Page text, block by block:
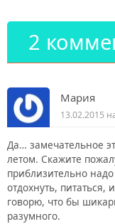
2
Мария
13.02.2015
Да… замечательное
летом. Скажите
приблизительно
отдохнуть,
говорю, что бы
разумного.